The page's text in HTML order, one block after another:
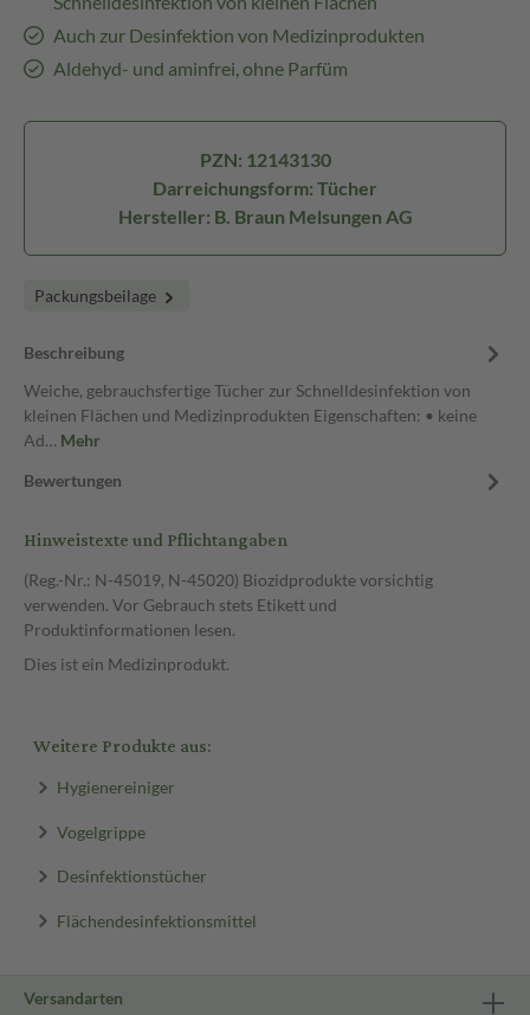
Auch zur Desinfektion von Medizinprodukten
Aldehyd- und aminfrei, ohne Parfüm
PZN: 12143130
Darreichungsform: Tücher
Hersteller: B. Braun Melsungen AG
Packungsbeilage
Beschreibung
Weiche, gebrauchsfertige Tücher zur Schnelldesinfektion von
kleinen Flächen und Medizinprodukten Eigenschaften: • keine
Ad… Mehr
Bewertungen
Hinweistexte und Pflichtangaben
(Reg.-Nr.: N-45019, N-45020) Biozidprodukte vorsichtig
verwenden. Vor Gebrauch stets Etikett und
Produktinformationen lesen.
Dies ist ein Medizinprodukt.
Weitere Produkte aus:
Hygienereiniger
Vogelgrippe
Desinfektionstücher
Flächendesinfektionsmittel
Versandarten